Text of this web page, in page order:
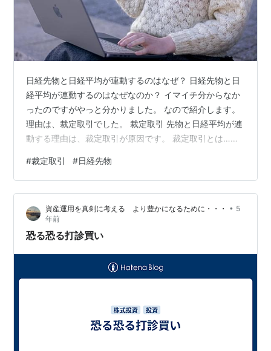
日経先物と日経平均が連動するのはなぜ？ 日経先物と日
経平均が連動するのはなぜなのか？ イマイチ分からなか
ったのですがやっと分かりました。 なので紹介します。
理由は、裁定取引でした。 裁定取引 先物と日経平均が連
動する理由は、裁定取引が原因です。 裁定取引とは…。
www.nikkei.com 日経レバ1570との関係性 私がデイトレ
でやっている日経レバ1570は日経平均に連動するもので
すから、日経先物の価格をチェックすることはとても重
要なのです。 日経先物は外国人投資家が買っている？ 日
経先物はどうやら外国人の機関投資家が買っているそう
です。 …
#裁定取引 #日経先物
資産運用を真剣に考える より豊かになるために・・・ • 5
年前
恐る恐る打診買い